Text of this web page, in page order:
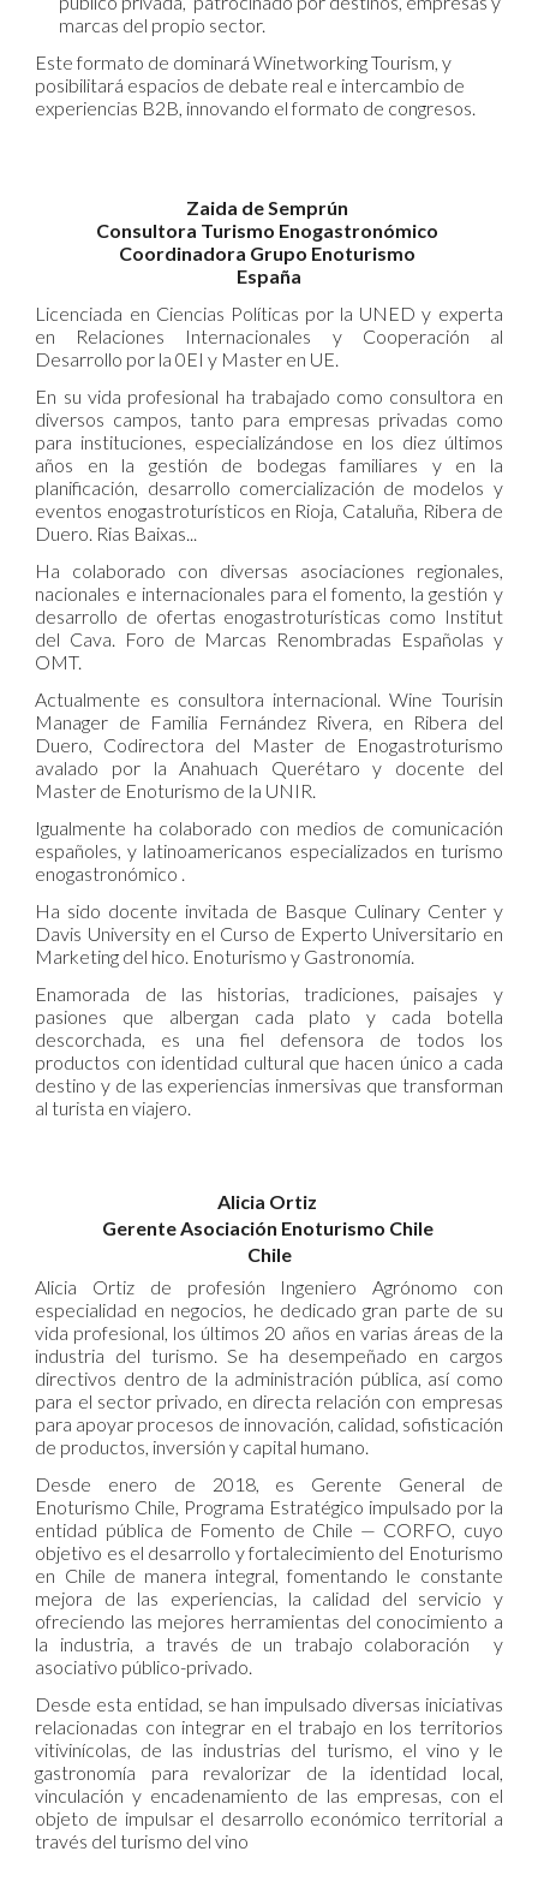
marcas del propio sector.
Este formato de dominará Winetworking Tourism, y
posibilitará espacios de debate real e intercambio de
experiencias B2B, innovando el formato de congresos.
Zaida de Semprún
Consultora Turismo Enogastronómico
Coordinadora Grupo Enoturismo
España
Licenciada en Ciencias Políticas por la UNED y experta
en Relaciones Internacionales y Cooperación al
Desarrollo por la 0EI y Master en UE.
En su vida profesional ha trabajado como consultora en
diversos campos, tanto para empresas privadas como
para instituciones, especializándose en los diez últimos
años en la gestión de bodegas familiares y en la
planificación, desarrollo comercialización de modelos y
eventos enogastroturísticos en Rioja, Cataluña, Ribera de
Duero. Rias Baixas...
Ha colaborado con diversas asociaciones regionales,
nacionales e internacionales para el fomento, la gestión y
desarrollo de ofertas enogastroturísticas como Institut
del Cava. Foro de Marcas Renombradas Españolas y
OMT.
Actualmente es consultora internacional. Wine Tourisin
Manager de Familia Fernández Rivera, en Ribera del
Duero, Codirectora del Master de Enogastroturismo
avalado por la Anahuach Querétaro y docente del
Master de Enoturismo de la UNIR.
Igualmente ha colaborado con medios de comunicación
españoles, y latinoamericanos especializados en turismo
enogastronómico .
Ha sido docente invitada de Basque Culinary Center y
Davis University en el Curso de Experto Universitario en
Marketing del hico. Enoturismo y Gastronomía.
Enamorada de las historias, tradiciones, paisajes y
pasiones que albergan cada plato y cada botella
descorchada, es una fiel defensora de todos los
productos con identidad cultural que hacen único a cada
destino y de las experiencias inmersivas que transforman
al turista en viajero.
Alicia Ortiz
Gerente Asociación Enoturismo Chile
Chile
Alicia Ortiz de profesión Ingeniero Agrónomo con
especialidad en negocios, he dedicado gran parte de su
vida profesional, los últimos 20 años en varias áreas de la
industria del turismo. Se ha desempeñado en cargos
directivos dentro de la administración pública, así como
para el sector privado, en directa relación con empresas
para apoyar procesos de innovación, calidad, sofisticación
de productos, inversión y capital humano.
Desde enero de 2018, es Gerente General de
Enoturismo Chile, Programa Estratégico impulsado por la
entidad pública de Fomento de Chile — CORFO, cuyo
objetivo es el desarrollo y fortalecimiento del Enoturismo
en Chile de manera integral, fomentando le constante
mejora de las experiencias, la calidad del servicio y
ofreciendo las mejores herramientas del conocimiento a
la industria, a través de un trabajo colaboración y
asociativo público-privado.
Desde esta entidad, se han impulsado diversas iniciativas
relacionadas con integrar en el trabajo en los territorios
vitivinícolas, de las industrias del turismo, el vino y le
gastronomía para revalorizar de la identidad local,
vinculación y encadenamiento de las empresas, con el
objeto de impulsar el desarrollo económico territorial a
través del turismo del vino